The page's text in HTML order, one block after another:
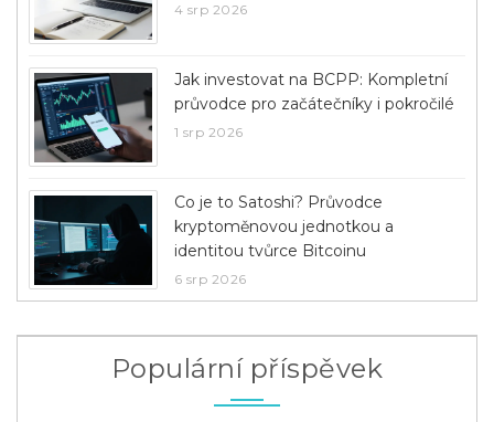
4 srp 2026
Jak investovat na BCPP: Kompletní
průvodce pro začátečníky i pokročilé
1 srp 2026
Co je to Satoshi? Průvodce
kryptoměnovou jednotkou a
identitou tvůrce Bitcoinu
6 srp 2026
Populární příspěvek